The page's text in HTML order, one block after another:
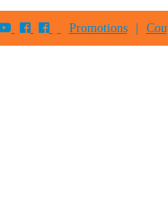
Promotions |